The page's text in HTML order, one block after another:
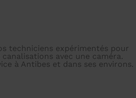
techniciens expérimentés pour
avec une caméra.
à Antibes et dans ses environs.